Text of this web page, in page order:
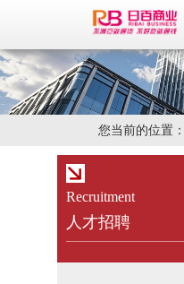
您当前的位置：
Recruitment
人才招聘